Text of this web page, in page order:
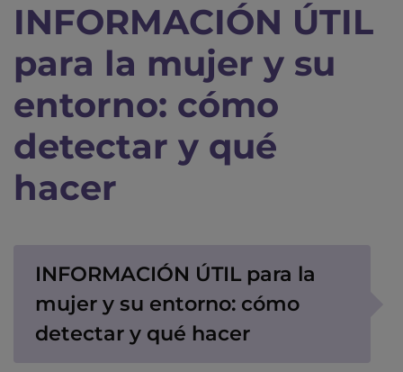
INFORMACIÓN ÚTIL
para la mujer y su
entorno: cómo
detectar y qué
hacer
INFORMACIÓN ÚTIL para la
mujer y su entorno: cómo
detectar y qué hacer